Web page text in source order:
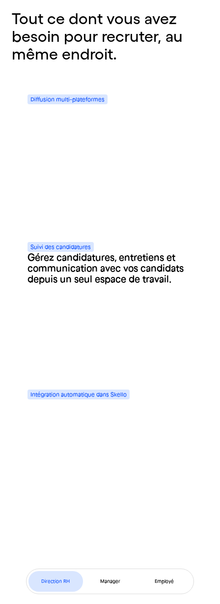
Tout ce dont vous avez
besoin pour recruter, au
même endroit.
Diffusion multi-plateformes
Suivi des candidatures
Gérez candidatures, entretiens et
communication avec vos candidats
depuis un seul espace de travail.
Intégration automatique dans Skello
Direction RH Manager Employé